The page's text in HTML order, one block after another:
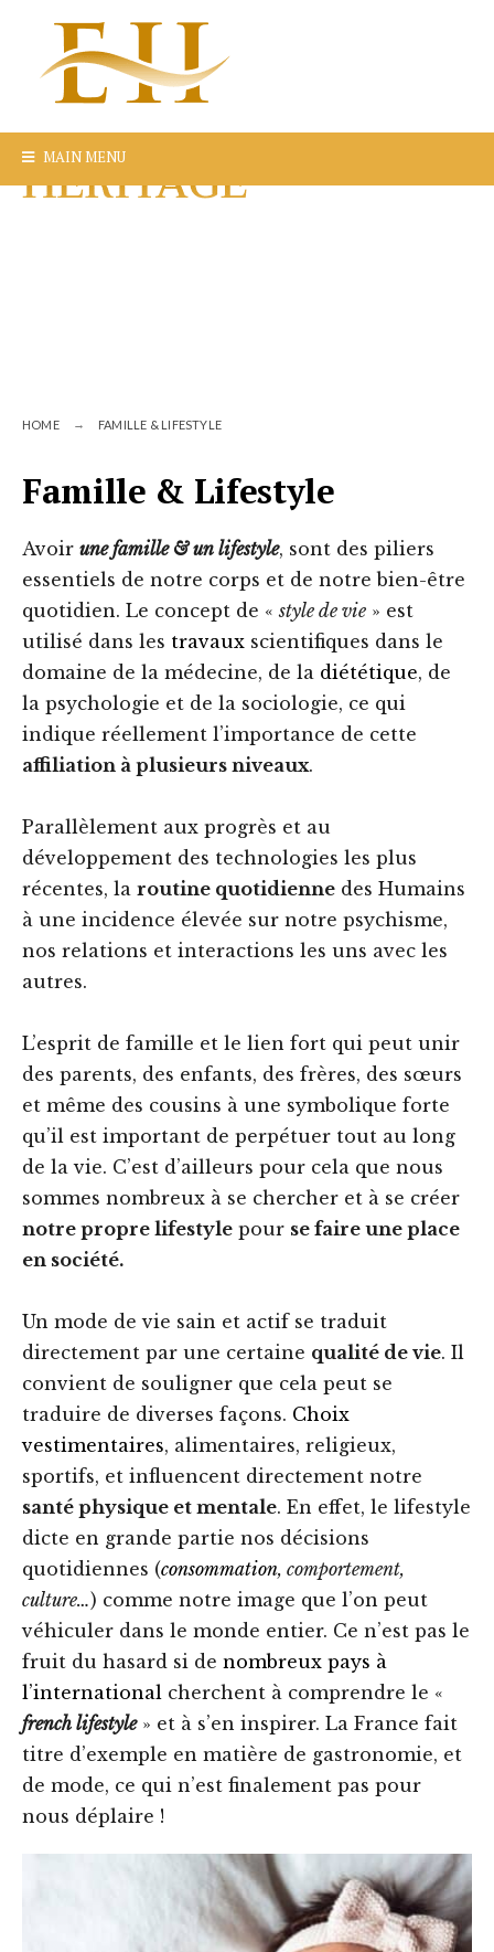
MAIN MENU
HOME FAMILLE & LIFESTYLE
Famille & Lifestyle
Avoir une famille & un lifestyle, sont des piliers
essentiels de notre corps et de notre bien-être
quotidien. Le concept de «style de vie » est
utilisé dans les travaux scientifiques dans le
domaine de la médecine, de la diététique, de
la psychologie et de la sociologie, ce qui
indique réellement l’importance de cette
affiliation à plusieurs niveaux.
Parallèlement aux progrès et au
développement des technologies les plus
récentes, la routine quotidienne des Humains
à une incidence élevée sur notre psychisme,
nos relations et interactions les uns avec les
autres.
L’esprit de famille et le lien fort qui peut unir
des parents, des enfants, des frères, des sœurs
et même des cousins à une symbolique forte
qu’il est important de perpétuer tout au long
de la vie. C’est d’ailleurs pour cela que nous
sommes nombreux à se chercher et à se créer
notre propre lifestyle pour se faire une place
en société.
Un mode de vie sain et actif se traduit
directement par une certaine qualité de vie. Il
convient de souligner que cela peut se
traduire de diverses façons. Choix
vestimentaires, alimentaires, religieux,
sportifs, et influencent directement notre
santé physique et mentale. En effet, le lifestyle
dicte en grande partie nos décisions
quotidiennes (consommation, comportement,
culture…) comme notre image que l’on peut
véhiculer dans le monde entier. Ce n’est pas le
fruit du hasard si de nombreux pays à
l’international cherchent à comprendre le «
french lifestyle» et à s’en inspirer. La France fait
titre d’exemple en matière de gastronomie, et
de mode, ce qui n’est finalement pas pour
nous déplaire !